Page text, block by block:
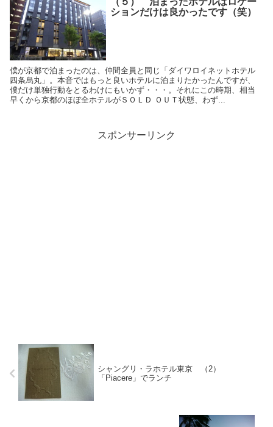
ションだけは良かったです（笑）
僕が京都で泊まったのは、仲間全員と同じ「ダイワロイネットホテル
四条烏丸」。本音ではもっと良いホテルに泊まりたかったんですが、
僕だけ単独行動をとるわけにもいかず・・・。それにこの時期、相当
早くから京都のほぼ全ホテルがＳＯＬＤ ＯＵＴ状態、わず...
スポンサーリンク
シャングリ・ラホテル東京 （2）
「Piacere」でランチ